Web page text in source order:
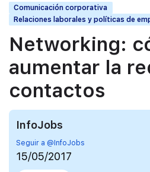
Comunicación corporativa
Relaciones laborales y políticas de
Networking:
aumentar la
contactos
InfoJobs
Seguir a @InfoJobs
15/05/2017